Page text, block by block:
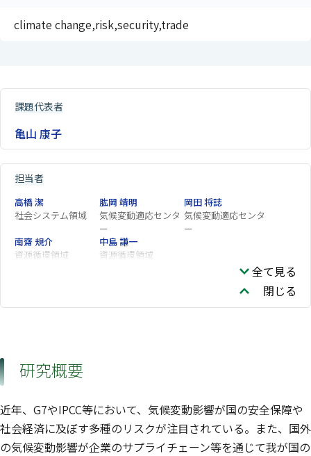
climate change,risk,security,trade
課題代表者
亀山 康子
担当者
高橋 潔
社会システム領域
肱岡 靖明
気候変動適応センタ
ー
岡田 将誌
気候変動適応センタ
ー
南齋 規介
資源循環領域
中島 謙一
資源循環領域
全て見る
閉じる
研究概要
近年、G7やIPCC等において、気候変動影響が国の安全保障や
社会経済に及ぼす多種のリスクが注目されている。また、国外
の気候変動影響が企業のサプライチェーン等を通じて我が国の